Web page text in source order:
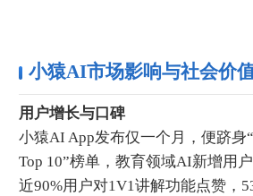
小猿AI市场影响与社会价
用户增长与口碑
小猿AI App发布仅一个月，便跻身
Top 10”榜单，教育领域AI新增用户
近90%用户对1V1讲解功能点赞，